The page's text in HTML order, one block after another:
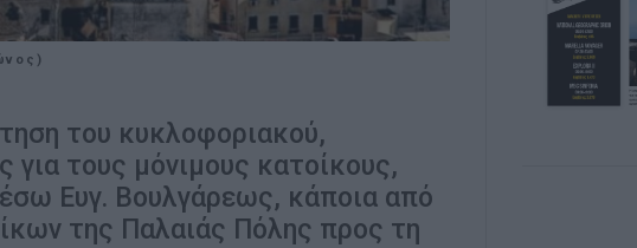
του κυκλοφοριακού,
τους μόνιμους κατοίκους,
Ευγ. Βουλγάρεως, κάποια από
της Παλαιάς Πόλης προς τη